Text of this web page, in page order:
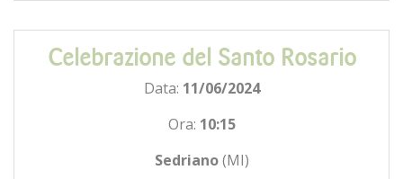
Celebrazione del Santo Rosario
Data: 11/06/2024
Ora: 10:15
Sedriano(MI)